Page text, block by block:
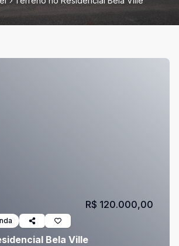
Bela Ville
R$ 120.000,00